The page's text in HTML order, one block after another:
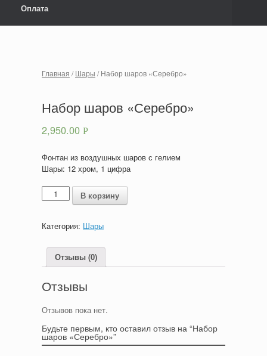
Оплата
Главная /Шары / Набор шаров «Серебро»
Набор шаров «Серебро»
2,950.00 Р
Фонтан из воздушных шаров с гелием
Шары: 12 хром, 1 цифра
КоличествоВ корзину
Категория: Шары
Отзывы (0)
Отзывы
Отзывов пока нет.
Будьте первым, кто оставил отзыв на “Набор
шаров «Серебро»”